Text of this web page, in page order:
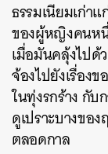
ธรรมเนียมเก่า
ของผู้หญิงคนห
เมื่อมันคลุ้งไปด้
จ้องไปยังเรื่อง
ในทุ่งรกร้าง กั
ดูเปราะบางขอ
ตลอดกาล